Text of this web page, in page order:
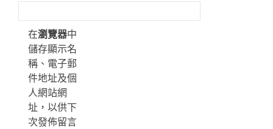
在瀏覽器中
儲存顯示名
稱、電子郵
件地址及個
人網站網
址，以供下
次發佈留言